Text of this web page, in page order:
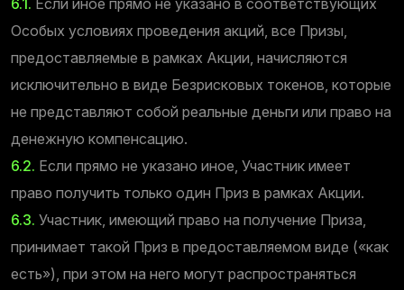
Особых условиях проведения акций, все Призы,
предоставляемые в рамках Акции, начисляются
исключительно в виде Безрисковых токенов, которые
не представляют собой реальные деньги или право на
денежную компенсацию.
6.2. Если прямо не указано иное, Участник имеет
право получить только один Приз в рамках Акции.
6.3. Участник, имеющий право на получение Приза,
принимает такой Приз в предоставляемом виде («как
есть»), при этом на него могут распространяться